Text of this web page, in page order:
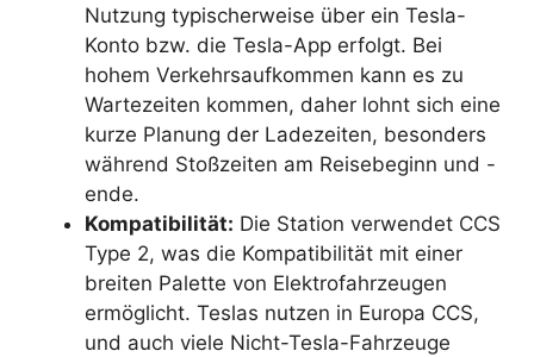
Nutzung typischerweise über ein Tesla-
Konto bzw. die Tesla-App erfolgt. Bei
hohem Verkehrsaufkommen kann es zu
Wartezeiten kommen, daher lohnt sich eine
kurze Planung der Ladezeiten, besonders
während Stoßzeiten am Reisebeginn und -
ende.
Kompatibilität: Die Station verwendet CCS
Type 2, was die Kompatibilität mit einer
breiten Palette von Elektrofahrzeugen
ermöglicht. Teslas nutzen in Europa CCS,
und auch viele Nicht-Tesla-Fahrzeuge